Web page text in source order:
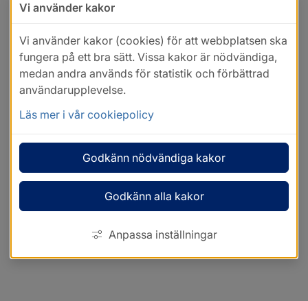
Vi använder kakor
Vi använder kakor (cookies) för att webbplatsen ska
fungera på ett bra sätt. Vissa kakor är nödvändiga,
medan andra används för statistik och förbättrad
användarupplevelse.
Läs mer i vår cookiepolicy
Godkänn nödvändiga kakor
Godkänn alla kakor
Anpassa inställningar